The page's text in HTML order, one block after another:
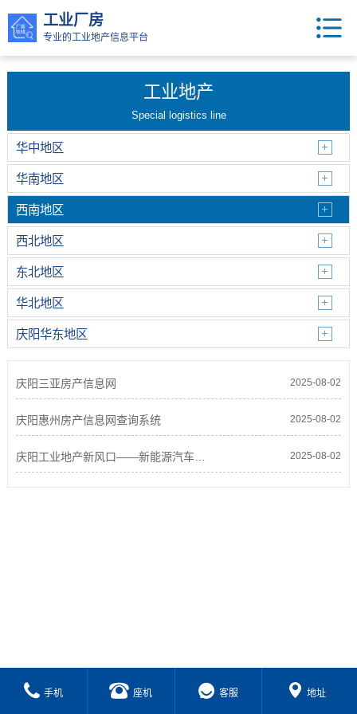
工业厂房
专业的工业地产信息平台
工业地产
Special logistics line
华中地区
华南地区
西南地区
西北地区
东北地区
华北地区
庆阳华东地区
庆阳三亚房产信息网 2025-08-02
庆阳惠州房产信息网查询系统 2025-08-02
庆阳工业地产新风口——新能源汽车配套产业园投 2025-08-02
手机 座机 客服 地址